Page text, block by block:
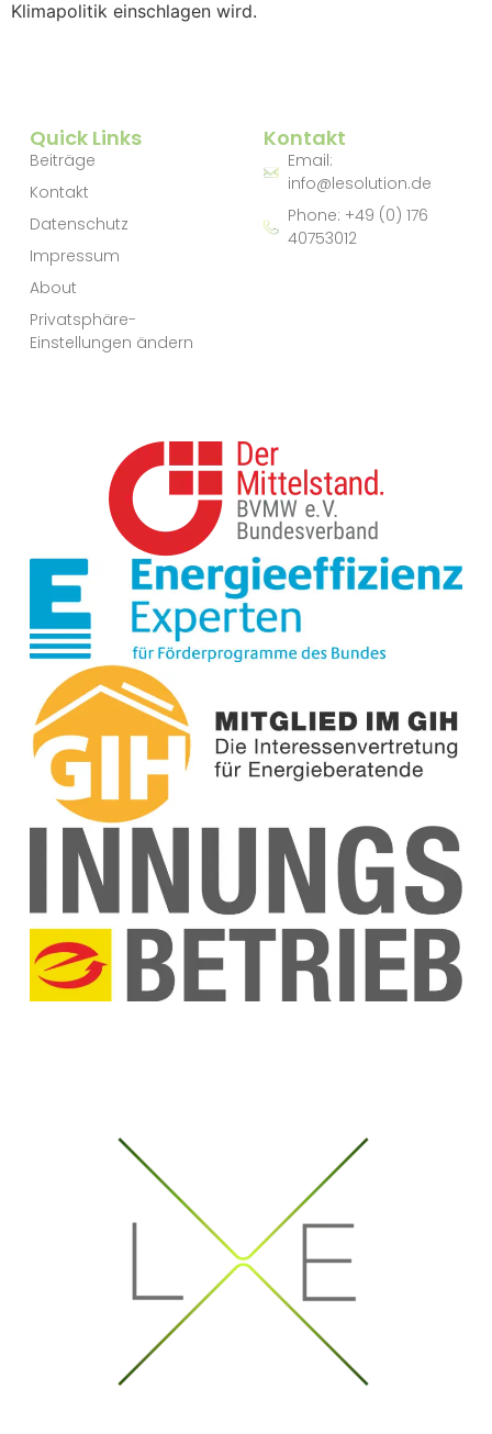
Klimapolitik einschlagen wird.
Quick Links
Beiträge
Kontakt
Datenschutz
Impressum
About
Privatsphäre-
Einstellungen ändern
Kontakt
Email:
info@lesolution.de
Phone: +49 (0) 176
40753012